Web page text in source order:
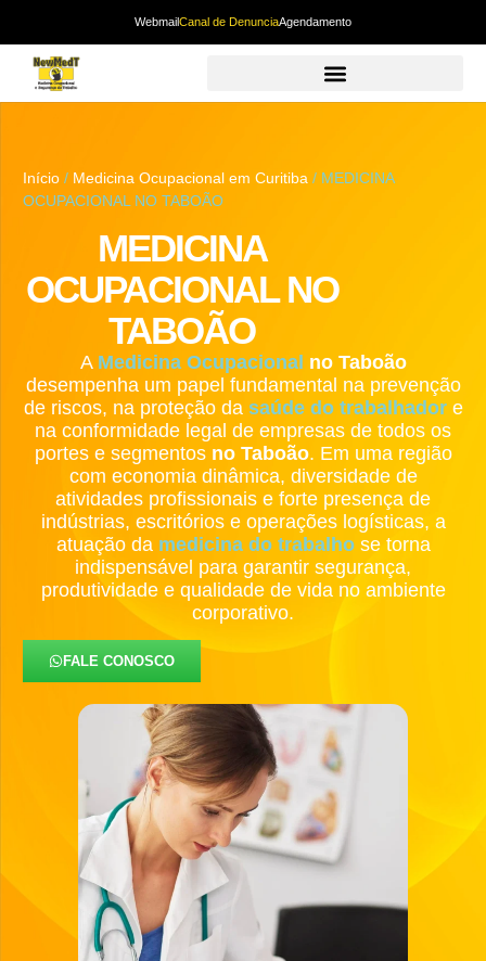
WebmailCanal de DenunciaAgendamento
Início / Medicina Ocupacional em Curitiba / MEDICINA
OCUPACIONAL NO TABOÃO
MEDICINA
OCUPACIONAL NO
TABOÃO
A Medicina Ocupacional no Taboão
desempenha um papel fundamental na prevenção
de riscos, na proteção da saúde do trabalhadore
na conformidade legal de empresas de todos os
portes e segmentos no Taboão. Em uma região
com economia dinâmica, diversidade de
atividades profissionais e forte presença de
indústrias, escritórios e operações logísticas, a
atuação da medicina do trabalhose torna
indispensável para garantir segurança,
produtividade e qualidade de vida no ambiente
corporativo.
FALE CONOSCO